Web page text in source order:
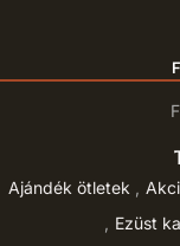
Ajándék ötletek
Ezüst